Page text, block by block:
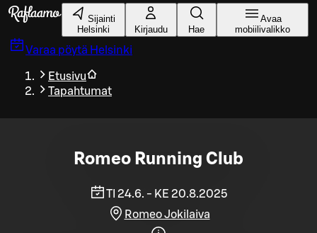
Siirry pääsisältöön
Sijainti
Helsinki
Kirjaudu Hae
Avaa
mobiilivalikko
Varaa pöytä Helsinki
Etusivu
Tapahtumat
Romeo Running Club
TI 24.6. - KE 20.8.2025
Romeo Jokilaiva